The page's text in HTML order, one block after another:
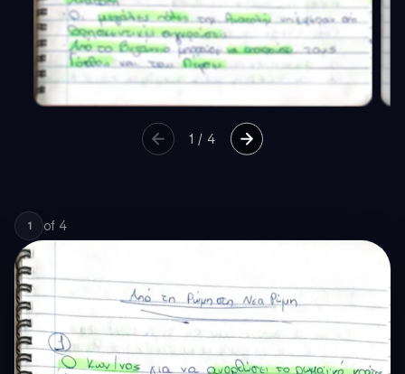
1 /4
1 of 4